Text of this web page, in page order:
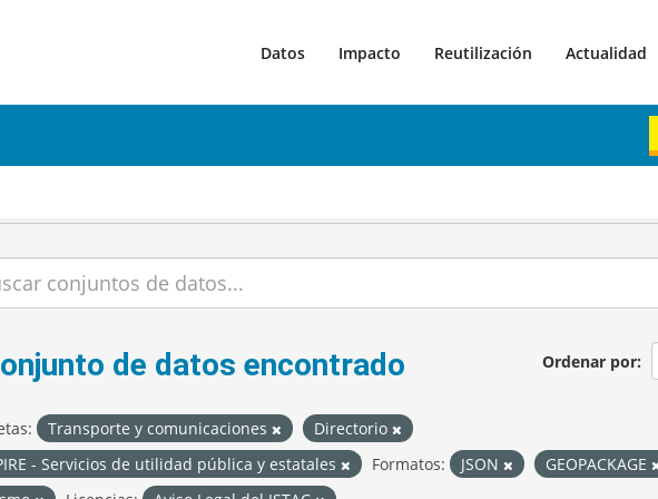
Datos Impacto Reutilización Actualidad
Ordenar por
de datos encontrado
Transporte y comunicaciones
Directorio
- Servicios de utilidad pública y estatales
Formatos: JSON GEOPACKAGE